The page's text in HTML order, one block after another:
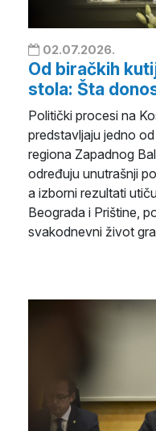
02.07.2026.
Od biračkih
stola: Šta
Politički procesi na
predstavljaju jedno
regiona Zapadnog
određuju unutrašnji
a izborni rezultati
Beograda i Prištine,
svakodnevni život